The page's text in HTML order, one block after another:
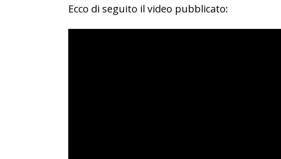
Ecco di seguito il video pubblicato: